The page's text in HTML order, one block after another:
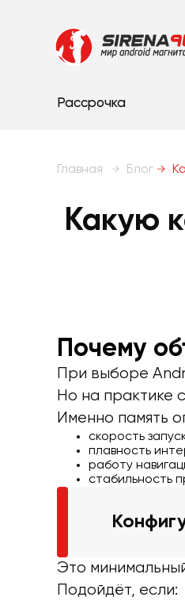
Рассрочка
Главная Блог
Какую
Почему
При выборе
Но на практике
Именно память
скорость
плавность
работу
стабильность
Это
Подойдёт, если: